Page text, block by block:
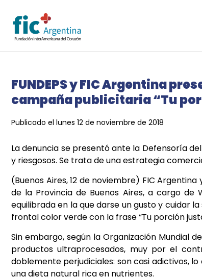
FUNDEPS y FIC Argentina
campaña publicitaria “Tu
Publicado el lunes 12 de noviembre de 2018
La denuncia se presentó ante la Defensoría
y riesgosos. Se trata de una estrategia
(Buenos Aires, 12 de noviembre) FIC Argentina
de la Provincia de Buenos Aires, a cargo
equilibrada en la que darse un gusto y cuidar
frontal color verde con la frase “Tu porción
Sin embargo, según la Organización Mundial
productos ultraprocesados, muy por el
doblemente perjudiciales: son casi adictivos,
una dieta natural rica en nutrientes.